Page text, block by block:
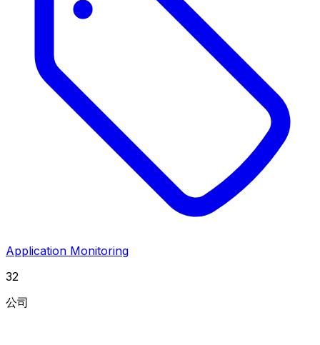
Application Monitoring
32
公司